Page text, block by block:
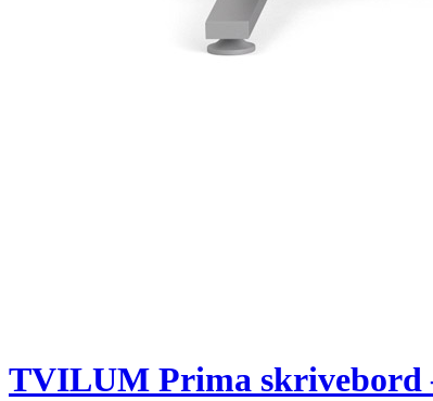
TVILUM Prima skrivebord